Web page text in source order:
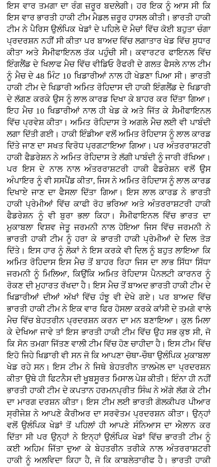
ਇਸ ਵਾਰ ਤਮਗਾ ਦਾ ਰੰਗ ਜ਼ਰੂਰ ਬਦਲੇਗੀ। ਹਰ ਇਕ ਨੂੰ ਆਸ ਸੀ ਕਿ
ਇਸ ਵਾਰ ਭਾਰਤੀ ਹਾਕੀ ਟੀਮ ਮੈਡਲ ਜ਼ਰੂਰ ਹਾਸਲ ਕੀਤੀ। ਭਾਰਤੀ ਹਾਕੀ
ਟੀਮ ਨੇ ਪੈਰਿਸ ਉਲੰਪਿਕ ਖੇਡਾਂ ਦੇ ਪਹਿਲੇ ਦੋ ਮੈਚਾਂ ਵਿੱਚ ਕੋਈ ਬਹੁਤਾ ਚੰਗਾ
ਪ੍ਰਦਰਸ਼ਨ ਨਹੀਂ ਸੀ ਕੀਤਾ ਪਰ ਬਾਅਦ ਵਿੱਚ ਲਗਾਤਾਰ ਖੇਡ ਵਿੱਚ ਸੁਧਾਰ
ਕੀਤਾ ਅਤੇ ਸੈਮੀਫਾਇਨਲ ਤੱਕ ਪਹੁੰਚੀ ਸੀ। ਕਵਾਰਟਰ ਫਾਇਨਲ ਵਿੱਚ
ਇੰਗਲੈਂਡ ਦੇ ਖਿਲਾਫ ਮੈਚ ਵਿੱਚ ਵੀਡਿਓ ਰੈਫਰੀ ਦੇ ਗਲਤ ਫੈਸਲੇ ਨਾਲ ਟੀਮ
ਨੂੰ ਮੈਚ ਦੇ 48 ਮਿੰਟ 10 ਖਿਡਾਰੀਆਂ ਨਾਲ ਹੀ ਖੇਡਣਾ ਪਿਆ ਸੀ। ਭਾਰਤੀ
ਹਾਕੀ ਟੀਮ ਦੇ ਖਿਡਾਰੀ ਅਮਿਤ ਰੋਹਿਦਾਸ ਦੀ ਹਾਕੀ ਇੰਗਲੈਂਡ ਦੇ ਖਿਡਾਰੀ
ਦੇ ਲੱਗਣ ਕਰਕੇ ਉਸ ਨੂੰ ਲਾਲ ਕਾਰਡ ਦਿਖਾ ਕੇ ਬਾਹਰ ਕਰ ਦਿੱਤਾ ਗਿਆ।
ਇਹ ਮੈਚ 10 ਖਿਡਾਰੀਆਂ ਨਾਲ ਹੀ ਖੇਡ ਕੇ ਅਤੇ ਜਿੱਤ ਕੇ ਸੈਮੀਫਾਇਨਲ
ਵਿੱਚ ਪ੍ਰਵੇਸ਼ ਕੀਤਾ। ਅਮਿਤ ਰੋਹਿਦਾਸ ਤੇ ਅਗਲੇ ਮੈਚ ਲਈ ਵੀ ਪਾਬੰਦੀ
ਲਗਾ ਦਿੱਤੀ ਗਈ। ਹਾਕੀ ਇੰਡੀਆ ਵਲੋਂ ਅਮਿਤ ਰੋਹਿਦਾਸ ਨੂੰ ਲਾਲ ਕਾਰਡ
ਦਿੱਤੇ ਜਾਣ ਦਾ ਸਖਤ ਵਿਰੋਧ ਪ੍ਰਗਟਾਇਆ ਗਿਆ। ਪਰ ਅੰਤਰਰਾਸ਼ਟਰੀ
ਹਾਕੀ ਫੈਡਰੇਸ਼ਨ ਨੇ ਅਮਿਤ ਰੋਹਿਦਾਸ ਤੇ ਲੱਗੀ ਪਾਬੰਦੀ ਨੂੰ ਜਾਰੀ ਰੱਖਿਆ।
ਪਰ ਇਸ ਦੇ ਨਾਲ ਨਾਲ ਅੰਤਰਰਾਸ਼ਟਰੀ ਹਾਕੀ ਫੈਡਰੇਸ਼ਨ ਵਲੋਂ ਉਸ
ਅੰਪਾਇਰ ਨੂੰ ਵੀ ਸਸਪੈਂਡ ਕੀਤਾ, ਜਿਸ ਨੇ ਅਮਿਤ ਰੋਹਿਦਾਸ ਨੂੰ ਲਾਲ ਕਾਰਡ
ਦਿਖਾਏ ਜਾਣ ਦਾ ਫੈਸਲਾ ਦਿੱਤਾ ਗਿਆ। ਇਸ ਲਾਲ ਕਾਰਡ ਨੇ ਭਾਰਤੀ
ਹਾਕੀ ਪ੍ਰੇਮੀਆਂ ਵਿੱਚ ਕਾਫੀ ਰੋਹ ਭਰਿਆ ਅਤੇ ਅੰਤਰਰਾਸ਼ਟਰੀ ਹਾਕੀ
ਫੈਡਰੇਸ਼ਨ ਨੂੰ ਵੀ ਬੁਰਾ ਭਲਾ ਕਿਹਾ। ਸੈਮੀਫਾਇਨਲ ਵਿੱਚ ਭਾਰਤ ਦਾ
ਮੁਕਾਬਲਾ ਵਿਸ਼ਵ ਜੇਤੂ ਜਰਮਨੀ ਨਾਲ ਹੋਇਆ ਜਿਸ ਵਿੱਚ ਜਰਮਨੀ ਨੇ
ਭਾਰਤੀ ਹਾਕੀ ਟੀਮ ਨੂੰ ਹਰਾ ਕੇ ਭਾਰਤੀ ਹਾਕੀ ਪ੍ਰੇਮੀਆਂ ਦੇ ਦਿਲ ਤੋੜ
ਦਿੱਤੇ। ਇਸ ਹਾਰ ਨੂੰ ਲੋਕਾਂ ਨੇ ਇਸ ਕਰਕੇ ਵੀ ਦਿਲ ਨੂੰ ਬਹੁਤ ਲਾਇਆ ਕਿ
ਅਮਿਤ ਰੋਹਿਦਾਸ ਇਸ ਮੈਚ ਤੋਂ ਬਾਹਰ ਰਿਹਾ ਜਿਸ ਦਾ ਲਾਭ ਸਿੱਧਾ ਸਿੱਧਾ
ਜਰਮਨੀ ਨੂੰ ਮਿਲਿਆ, ਕਿਉਂਕਿ ਅਮਿਤ ਰੋਹਿਦਾਸ ਪੈਨਲਟੀ ਕਾਰਨਰ ਨੂੰ
ਰੋਕਣ ਦੀ ਮੁਹਾਰਤ ਰੱਖਦਾ ਹੈ। ਇਸ ਮੈਚ ਤੋਂ ਬਾਅਦ ਭਾਰਤੀ ਹਾਕੀ ਟੀਮ ਦੇ
ਖਿਡਾਰੀਆਂ ਦੀਆਂ ਅੱਖਾਂ ਵਿੱਚ ਹੰਝੂ ਵੀ ਦੇਖੇ ਗਏ। ਪਰ ਬਾਅਦ ਵਿੱਚ
ਭਾਰਤੀ ਹਾਕੀ ਟੀਮ ਨੇ ਇਕ ਵਾਰ ਫਿਰ ਹੋਸਲਾ ਕਰਕੇ ਕਾਂਸੀ ਦੇ ਤਮਗੇ ਵਾਲੇ
ਮੈਚ ਵਿੱਚ ਬੇਹਤਰੀਨ ਪ੍ਰਦਰਸ਼ਨ ਕਰਨ ਦਾ ਮਨ ਬਣਾਇਆ। ਕੁਲ ਮਿਲਾ
ਕੇ ਦੇਖਿਆ ਜਾਵੇ ਤਾਂ ਇਸ ਭਾਰਤੀ ਹਾਕੀ ਟੀਮ ਵਿੱਚ ਉਹ ਸਭ ਕੁਝ ਸੀ, ਜੋ
ਕਿ ਸੋਨ ਤਮਗਾ ਜਿੱਤਣ ਵਾਲੀ ਟੀਮ ਵਿੱਚ ਹੋਣ ਚਾਹੀਦਾ ਹੈ। ਇਸ ਟੀਮ ਵਿੱਚ
ਇਹੋ ਜਿਹੇ ਖਿਡਾਰੀ ਵੀ ਸਨ ਜੋ ਕਿ ਆਪਣਾ ਚੋਥਾ-ਚੌਥਾ ਉਲੰਪਿਕ ਮੁਕਾਬਲਾ
ਖੇਡ ਰਹੇ ਸਨ। ਇਸ ਟੀਮ ਨੇ ਜਿਥੇ ਬੇਹਤਰੀਨ ਤਾਲਮੇਲ ਦਾ ਪ੍ਰਦਰਸ਼ਨ
ਕੀਤਾ ਉਥੇ ਹੀ ਫਿਟਨੈਸ ਦੀ ਖੂਬਸੂਰਤ ਮਿਸਾਲ ਪੇਸ਼ ਕੀਤੀ। ਇੰਨਾ ਹੀ ਨਹੀਂ
ਭਾਰਤੀ ਹਾਕੀ ਟੀਮ ਦੇ ਕਪਤਾਨ ਹਰਮਨਪ੍ਰੀਤ ਸਿੰਘ ਨੇ ਅੱਗੇ ਲੱਗ ਕੇ ਟੀਮ
ਦਾ ਮਾਰਗ ਦਰਸ਼ਨ ਕੀਤਾ। ਇਸ ਟੀਮ ਲਈ ਭਾਰਤੀ ਗੋਲਕੀਪਰ ਪੀਆਰ
ਸ੍ਰੀਜੇਸ਼ ਨੇ ਆਪਣੇ ਕੈਰੀਅਰ ਦਾ ਸਰਵੋਤਮ ਪ੍ਰਦਰਸ਼ਨ ਕੀਤਾ। ਉਨ੍ਹਾਂ
ਵਲੋਂ ਉਲੰਪਿਕ ਖੇਡਾਂ ਤੋਂ ਪਹਿਲਾਂ ਹੀ ਆਪਣੇ ਸੰਨਿਆਸ ਦਾ ਐਲਾਨ ਕਰ
ਦਿੱਤਾ ਸੀ ਪਰ ਉਨ੍ਹਾਂ ਨੇ ਇਨ੍ਹਾਂ ਉਲੰਪਿਕ ਖੇਡਾਂ ਵਿੱਚ ਭਾਰਤੀ ਟੀਮ ਨੂੰ
ਕਈ ਅਹਿਮ ਜਿੱਤਾ ਦੁਆ ਕੇ ਬੇਹਤਰੀਨ ਤਰੀਕੇ ਨਾਲ ਅੰਤਰਰਾਸ਼ਟਰੀ
ਹਾਕੀ ਨੂੰ ਅਲਵਿਦਾ ਕਿਹਾ ਹੈ, ਜੋ ਕਿ ਕਾਬਲੇਤਾਰੀਫ ਹੈ। ਭਾਰਤੀ ਹਾਕੀ